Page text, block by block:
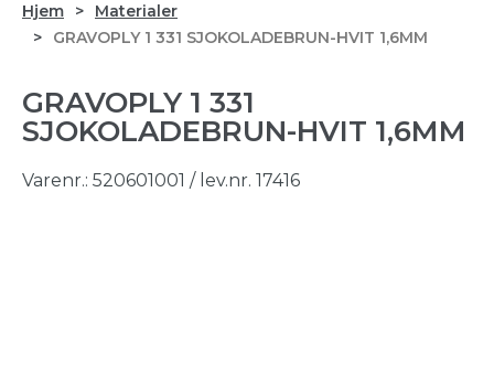
Hjem
Materialer
GRAVOPLY 1 331 SJOKOLADEBRUN-HVIT 1,6MM
GRAVOPLY 1 331
SJOKOLADEBRUN-HVIT 1,6MM
Varenr.: 520601001 / lev.nr. 17416